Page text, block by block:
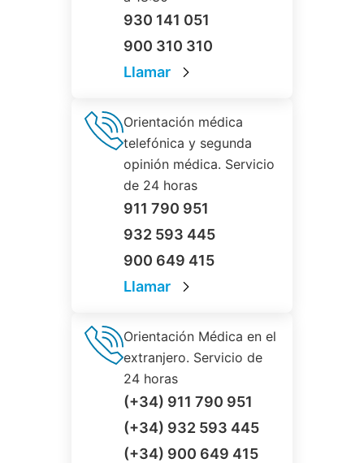
930 141 051
900 310 310
Llamar
Orientación médica
telefónica y segunda
opinión médica. Servicio
de 24 horas
911 790 951
932 593 445
900 649 415
Llamar
Orientación Médica en el
extranjero. Servicio de
24 horas
(+34) 911 790 951
(+34) 932 593 445
(+34) 900 649 415